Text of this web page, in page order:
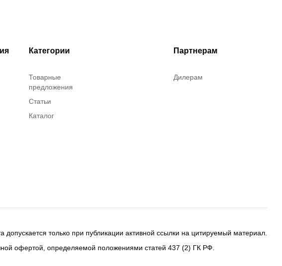
Категории
Товарные
предложения
Статьи
Каталог
Партнерам
Дилерам
допускается только при публикации активной ссылки на цитируемый материал.
офертой, определяемой положениями статей 437 (2) ГК РФ.